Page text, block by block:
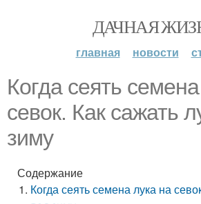
ДАЧНАЯ
главная новости
Когда сеять
севок. Как сажать
зиму
Содержание
Когда сеять семена лука на